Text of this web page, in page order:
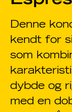
Denne
kendt for
som
dybde og
med en